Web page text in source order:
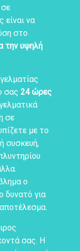
είναι να
στο
την υψηλή
σας 24 ώρες
σε
με το
συσκευή,
ο
δυνατό για
σας. Η